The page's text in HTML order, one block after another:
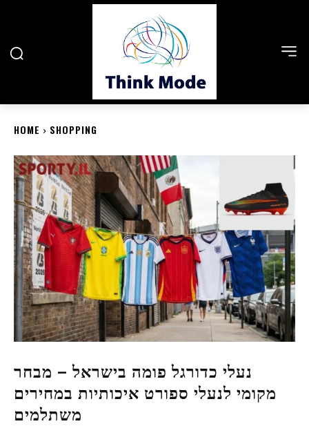
HOME SHOPPING
נעלי כדורגל פומה בישראל – מבחר
מקומי לנעלי ספורט איכותיות במחירים
משתלמים